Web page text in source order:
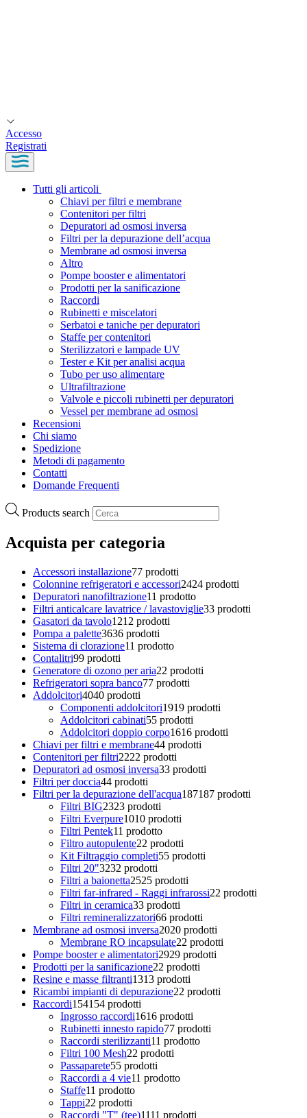
Accesso
Registrati
Tutti gli articoli
Chiavi per filtri e membrane
Contenitori per filtri
Depuratori ad osmosi inversa
Filtri per la depurazione dell’acqua
Membrane ad osmosi inversa
Altro
Pompe booster e alimentatori
Prodotti per la sanificazione
Raccordi
Rubinetti e miscelatori
Serbatoi e taniche per depuratori
Staffe per contenitori
Sterilizzatori e lampade UV
Tester e Kit per analisi acqua
Tubo per uso alimentare
Ultrafiltrazione
Valvole e piccoli rubinetti per depuratori
Vessel per membrane ad osmosi
Recensioni
Chi siamo
Spedizione
Metodi di pagamento
Contatti
Domande Frequenti
Products search
Acquista per categoria
Accessori installazione77 prodotti
Colonnine refrigeratori e accessori2424 prodotti
Depuratori nanofiltrazione11 prodotto
Filtri anticalcare lavatrice / lavastoviglie33 prodotti
Gasatori da tavolo1212 prodotti
Pompa a palette3636 prodotti
Sistema di clorazione11 prodotto
Contalitri99 prodotti
Generatore di ozono per aria22 prodotti
Refrigeratori sopra banco77 prodotti
Addolcitori4040 prodotti
Componenti addolcitori1919 prodotti
Addolcitori cabinati55 prodotti
Addolcitori doppio corpo1616 prodotti
Chiavi per filtri e membrane44 prodotti
Contenitori per filtri2222 prodotti
Depuratori ad osmosi inversa33 prodotti
Filtri per doccia44 prodotti
Filtri per la depurazione dell'acqua187187 prodotti
Filtri BIG2323 prodotti
Filtri Everpure1010 prodotti
Filtri Pentek11 prodotto
Filtro autopulente22 prodotti
Kit Filtraggio completi55 prodotti
Filtri 20"3232 prodotti
Filtri a baionetta2525 prodotti
Filtri far-infrared - Raggi infrarossi22 prodotti
Filtri in ceramica33 prodotti
Filtri remineralizzatori66 prodotti
Membrane ad osmosi inversa2020 prodotti
Membrane RO incapsulate22 prodotti
Pompe booster e alimentatori2929 prodotti
Prodotti per la sanificazione22 prodotti
Resine e masse filtranti1313 prodotti
Ricambi impianti di depurazione22 prodotti
Raccordi154154 prodotti
Ingrosso raccordi1616 prodotti
Rubinetti innesto rapido77 prodotti
Raccordi sterilizzanti11 prodotto
Filtri 100 Mesh22 prodotti
Passaparete55 prodotti
Raccordi a 4 vie11 prodotto
Staffe11 prodotto
Tappi22 prodotti
Raccordi "T" (tee)1111 prodotti